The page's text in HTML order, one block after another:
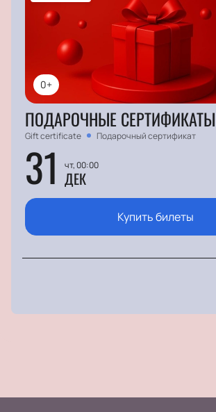
0+
ПОДАРОЧНЫЕ СЕРТИФИКАТЫ
Gift certificate Подарочный сертификат
31 чт, 00:00
ДЕК
Купить билеты